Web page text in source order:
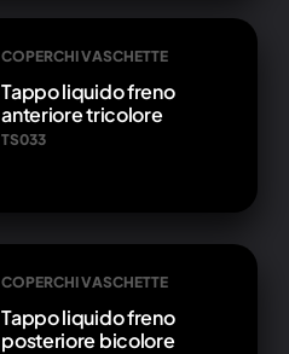
COPERCHI VASCHETTE
Tappo liquido freno
anteriore tricolore
TS033
COPERCHI VASCHETTE
Tappo liquido freno
posteriore bicolore